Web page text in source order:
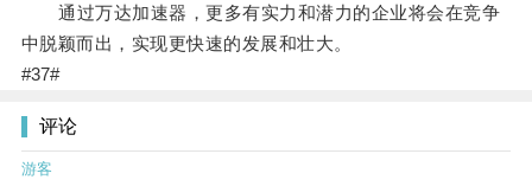
通过万达加速器，更多有实力和潜力的企业将会在竞争
中脱颖而出，实现更快速的发展和壮大。
#37#
评论
游客